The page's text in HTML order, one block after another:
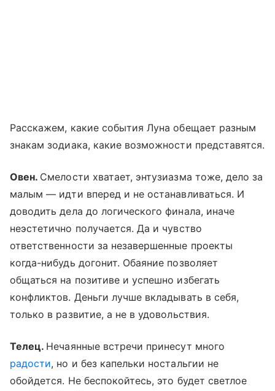
Расскажем, какие события Луна обещает разным
знакам зодиака, какие возможности представятся.
Овен. Смелости хватает, энтузиазма тоже, дело за
малым — идти вперед и не останавливаться. И
доводить дела до логического финала, иначе
неэстетично получается. Да и чувство
ответственности за незавершенные проекты
когда-нибудь догонит. Обаяние позволяет
общаться на позитиве и успешно избегать
конфликтов. Деньги лучше вкладывать в себя,
только в развитие, а не в удовольствия.
Телец. Нечаянные встречи принесут много
радости, но и без капельки ностальгии не
обойдется. Не беспокойтесь, это будет светлое